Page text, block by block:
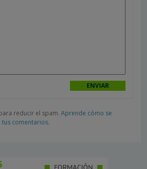
reducir el spam. Aprende cómo se
comentarios.